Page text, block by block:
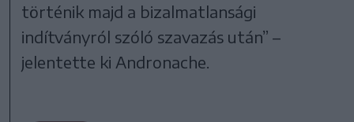
történik majd a bizalmatlansági
indítványról szóló szavazás után” –
jelentette ki Andronache.